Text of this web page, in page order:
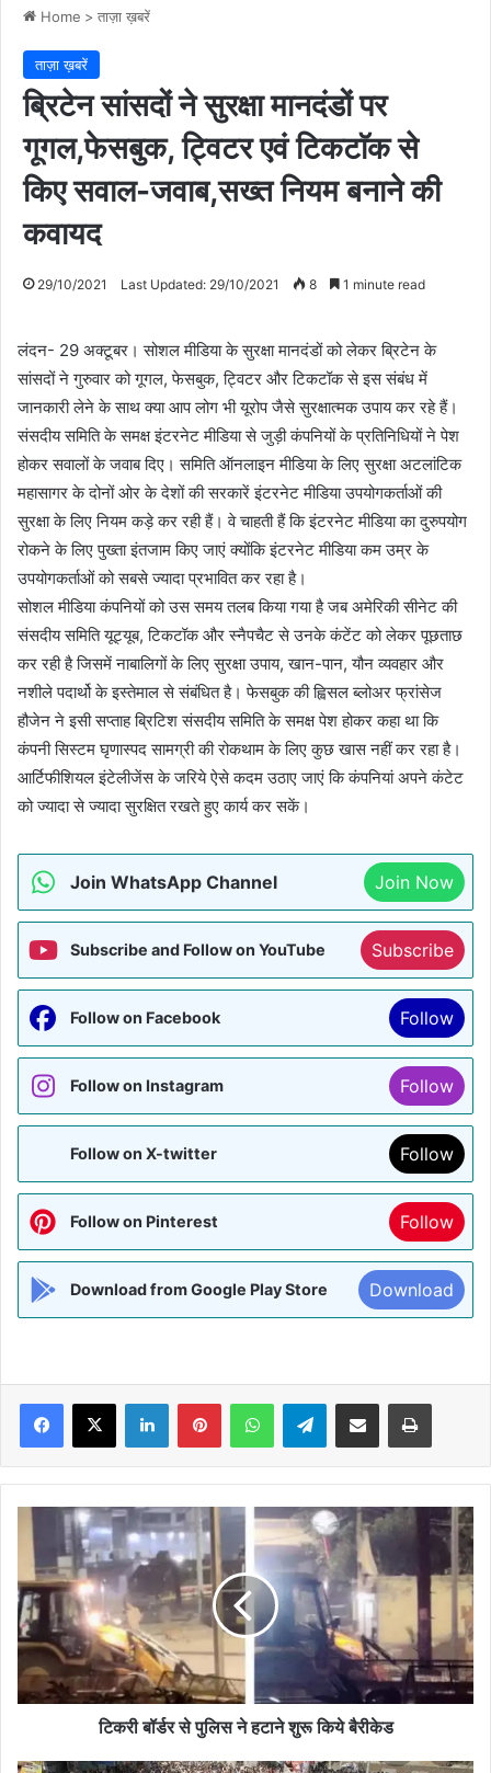
Home > ताज़ा ख़बरें
ताज़ा ख़बरें
ब्रिटेन सांसदों ने सुरक्षा मानदंडों पर
गूगल,फेसबुक, ट्विटर एवं टिकटाॅक से
किए सवाल-जवाब,सख्त नियम बनाने की
कवायद
29/10/2021 Last Updated: 29/10/2021 8 1 minute read
लंदन- 29 अक्टूबर। सोशल मीडिया के सुरक्षा मानदंडों को लेकर ब्रिटेन के
सांसदों ने गुरुवार को गूगल, फेसबुक, ट्विटर और टिकटॉक से इस संबंध में
जानकारी लेने के साथ क्या आप लोग भी यूरोप जैसे सुरक्षात्मक उपाय कर रहे हैं।
संसदीय समिति के समक्ष इंटरनेट मीडिया से जुड़ी कंपनियों के प्रतिनिधियों ने पेश
होकर सवालों के जवाब दिए। समिति ऑनलाइन मीडिया के लिए सुरक्षा अटलांटिक
महासागर के दोनों ओर के देशों की सरकारें इंटरनेट मीडिया उपयोगकर्ताओं की
सुरक्षा के लिए नियम कड़े कर रही हैं। वे चाहती हैं कि इंटरनेट मीडिया का दुरुपयोग
रोकने के लिए पुख्ता इंतजाम किए जाएं क्योंकि इंटरनेट मीडिया कम उम्र के
उपयोगकर्ताओं को सबसे ज्यादा प्रभावित कर रहा है।
सोशल मीडिया कंपनियों को उस समय तलब किया गया है जब अमेरिकी सीनेट की
संसदीय समिति यूट्यूब, टिकटॉक और स्नैपचैट से उनके कंटेंट को लेकर पूछताछ
कर रही है जिसमें नाबालिगों के लिए सुरक्षा उपाय, खान-पान, यौन व्यवहार और
नशीले पदार्थो के इस्तेमाल से संबंधित है। फेसबुक की ह्विसल ब्लोअर फ्रांसेज
हौजेन ने इसी सप्ताह ब्रिटिश संसदीय समिति के समक्ष पेश होकर कहा था कि
कंपनी सिस्टम घृणास्पद सामग्री की रोकथाम के लिए कुछ खास नहीं कर रहा है।
आर्टिफीशियल इंटेलीजेंस के जरिये ऐसे कदम उठाए जाएं कि कंपनियां अपने कंटेट
को ज्यादा से ज्यादा सुरक्षित रखते हुए कार्य कर सकें।
Join WhatsApp Channel Join Now
Subscribe and Follow on YouTube Subscribe
Follow on Facebook Follow
Follow on Instagram Follow
Follow on X-twitter Follow
Follow on Pinterest Follow
Download from Google Play Store Download
Facebook
X LinkedInPinterestWhatsAppTelegramShare via Email Print
टिकरी
बॉर्डर
पुलिस
ने
हटाने
किये
बैरीकेड
टिकरी बॉर्डर से पुलिस ने हटाने शुरू किये बैरीकेड